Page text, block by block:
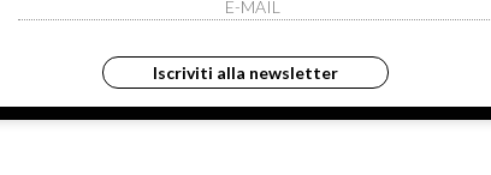
inglese Iscriviti alla newsletter